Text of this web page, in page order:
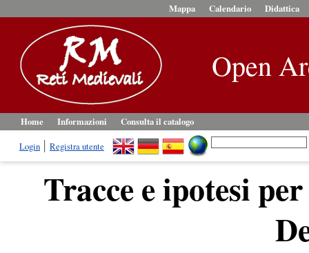
Mappa Calendario Didattica
Open
Home Informazioni
Consulta il catalogo
Login
Registra utente
Tracce e ipotesi